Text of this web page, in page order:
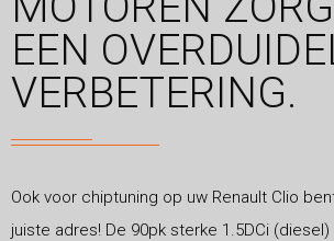
EEN
VERBETERING.
Ook voor chiptuning op uw Renault Clio
juiste adres! De 90pk sterke 1.5DCi